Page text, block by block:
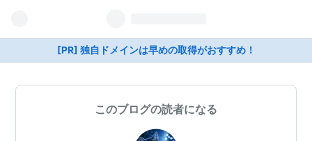
[PR] 独自ドメインは早めの取得がおすすめ！
このブログの読者になる